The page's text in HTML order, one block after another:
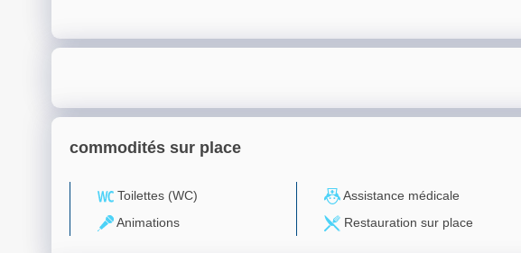
commodités sur place
Toilettes (WC) Assistance médicale
Animations
Restauration sur place